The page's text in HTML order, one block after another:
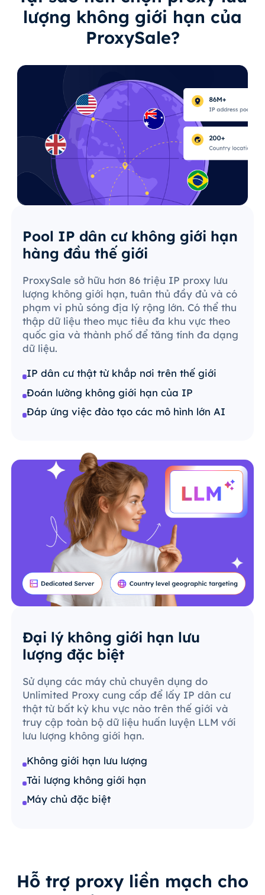
lượng không giới hạn của
ProxySale?
Pool IP dân cư không giới hạn
hàng đầu thế giới
ProxySale sở hữu hơn 86 triệu IP proxy lưu
lượng không giới hạn, tuân thủ đầy đủ và có
phạm vi phủ sóng địa lý rộng lớn. Có thể thu
thập dữ liệu theo mục tiêu đa khu vực theo
quốc gia và thành phố để tăng tính đa dạng
dữ liệu.
IP dân cư thật từ khắp nơi trên thế giới
Đoán lường không giới hạn của IP
Đáp ứng việc đào tạo các mô hình lớn AI
Đại lý không giới hạn lưu
lượng đặc biệt
Sử dụng các máy chủ chuyên dụng do
Unlimited Proxy cung cấp để lấy IP dân cư
thật từ bất kỳ khu vực nào trên thế giới và
truy cập toàn bộ dữ liệu huấn luyện LLM với
lưu lượng không giới hạn.
Không giới hạn lưu lượng
Tải lượng không giới hạn
Máy chủ đặc biệt
Hỗ trợ proxy liền mạch cho